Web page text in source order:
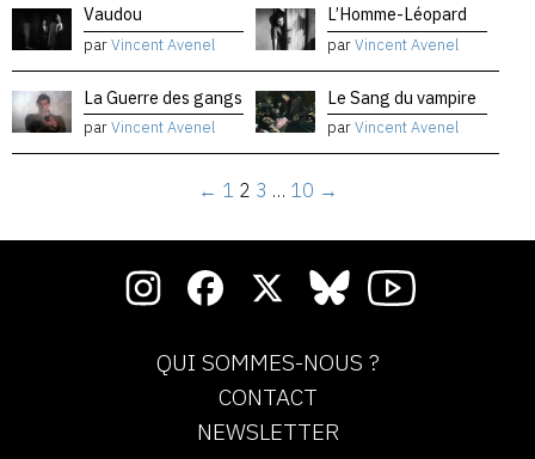
Vaudou
parVincent Avenel
L’Homme-Léopard
parVincent Avenel
La Guerre des gangs
parVincent Avenel
Le Sang du vampire
parVincent Avenel
← 1 2 3 … 10 →
QUI SOMMES-NOUS ?
CONTACT
NEWSLETTER